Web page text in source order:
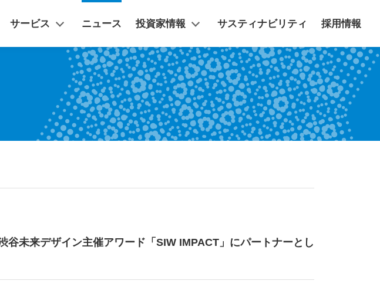
サービス ニュース 投資家情報 サスティナビリティ 採用情報
未来デザイン主催アワード「SIW IMPACT」にパートナーとし